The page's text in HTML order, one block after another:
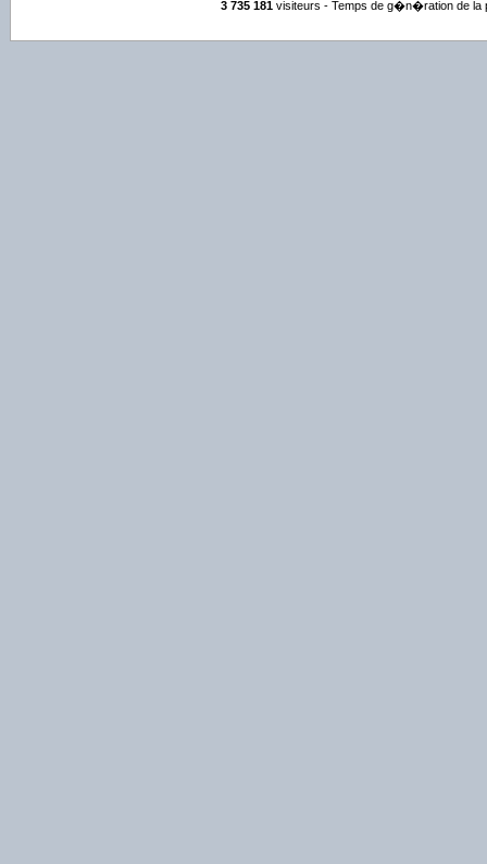
3 735 181visiteurs - Temps de g�n�ration de la